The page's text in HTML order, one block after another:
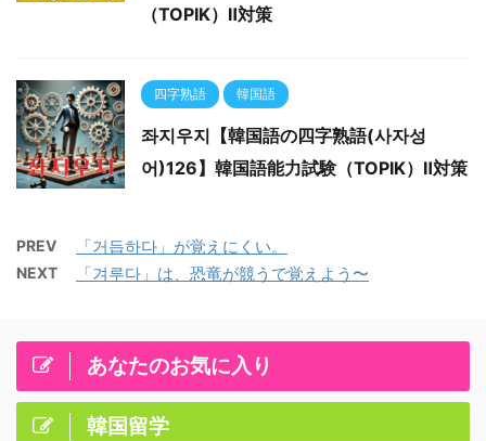
（TOPIK）Ⅱ対策
四字熟語 韓国語
좌지우지【韓国語の四字熟語(사자성
어)126】韓国語能力試験（TOPIK）Ⅱ対策
PREV 「거듭하다」が覚えにくい。
NEXT 「겨루다」は、恐竜が競うで覚えよう〜
あなたのお気に入り
韓国留学